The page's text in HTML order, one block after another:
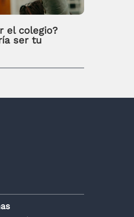
el colegio?
ser tu